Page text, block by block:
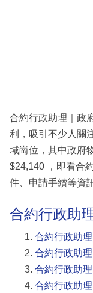
區
合約行政助理｜政
利，吸引不少人關
域崗位，其中政府
$24,140 ，即看合
件、申請手續等資
合約行政助
合約行政助
合約行政助
合約行政助
合約行政助